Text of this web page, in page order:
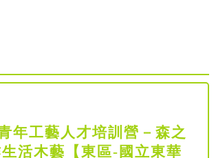
年工藝人才培訓營－森之
活木藝【東區-國立東華